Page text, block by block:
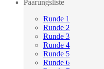
Paarungsliste
Runde 1
Runde 2
Runde 3
Runde 4
Runde 5
Runde 6